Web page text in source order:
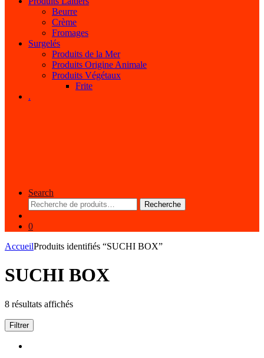
Beurre
Crème
Fromages
Surgelés
Produits de la Mer
Produits Origine Animale
Produits Végétaux
Frite
.
Search
Recherche
pour :
Recherche
0
AccueilProduits identifiés “SUCHI BOX”
SUCHI BOX
8 résultats affichés
Filtrer